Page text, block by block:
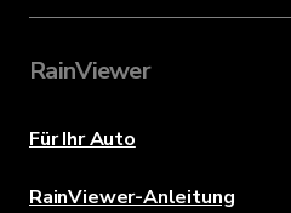
RainViewer
Für Ihr Auto
RainViewer-Anleitung